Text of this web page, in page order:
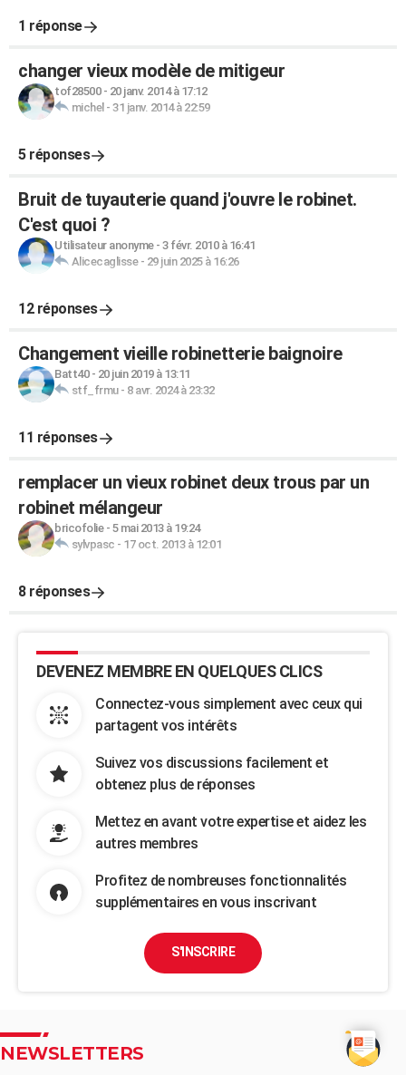
1 réponse
changer vieux modèle de mitigeur
tof28500- 20 janv. 2014 à 17:12
michel - 31 janv. 2014 à 22:59
5 réponses
Bruit de tuyauterie quand j'ouvre le robinet.
C'est quoi ?
Utilisateur anonyme- 3 févr. 2010 à 16:41
Alicecaglisse- 29 juin 2025 à 16:26
12 réponses
Changement vieille robinetterie baignoire
Batt40- 20 juin 2019 à 13:11
stf_frmu- 8 avr. 2024 à 23:32
11 réponses
remplacer un vieux robinet deux trous par un
robinet mélangeur
bricofolie- 5 mai 2013 à 19:24
sylvpasc - 17 oct. 2013 à 12:01
8 réponses
DEVENEZ MEMBRE EN QUELQUES CLICS
Connectez-vous simplement avec ceux qui
partagent vos intérêts
Suivez vos discussions facilement et
obtenez plus de réponses
Mettez en avant votre expertise et aidez les
autres membres
Profitez de nombreuses fonctionnalités
supplémentaires en vous inscrivant
S'INSCRIRE
NEWSLETTERS